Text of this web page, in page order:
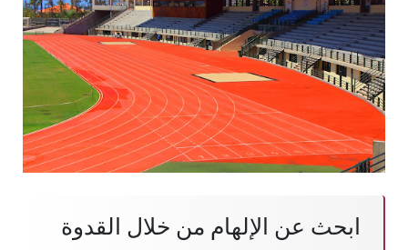
ابحث عن الإلهام من خلال القدوة